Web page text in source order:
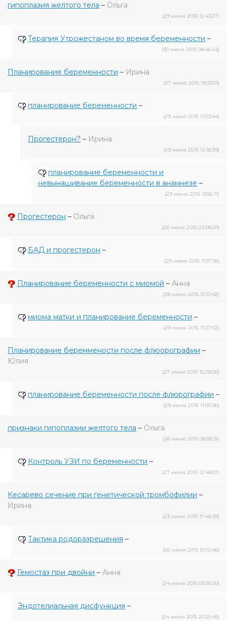
гипоплазия желтого тела – Ольга
(29 июня 2015 12:43:27)
Терапия Утрожестаном во время беременности –
(30 июня 2015 08:46:43)
Планирование беременности – Ирина
(27 июня 2015 19:33:01)
планирование беременности –
(29 июня 2015 11:23:44)
Прогестерон? – Ирина
(29 июня 2015 12:16:39)
планирование беременности и
невынашивание беременности в анамнезе –
(29 июня 2015 13:56:11)
Прогестерон – Ольга
(26 июня 2015 22:06:01)
БАД и прогестерон –
(29 июня 2015 11:37:18)
Планирование беременности с миомой – Анна
(28 июня 2015 12:51:42)
миома матки и планирование беременности –
(29 июня 2015 11:27:52)
Планирование береммености после флюорографии –
Юлия
(27 июня 2015 15:29:26)
планирование беременности после флюрографии –
(29 июня 2015 11:00:36)
признаки гипоплазии желтого тела – Ольга
(26 июня 2015 08:58:31)
Контроль УЗИ по беременности –
(27 июня 2015 12:48:57)
Кесарево сечение при генетической тромбофилии –
Ирина
(23 июня 2015 17:46:39)
Тактика родоразрешения –
(26 июня 2015 10:12:46)
Гемостаз при двойни – Анна
(24 июня 2015 05:55:20)
Эндотелиальная дисфункция –
(24 июня 2015 20:25:45)